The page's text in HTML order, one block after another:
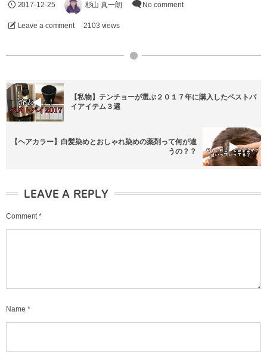
2017-12-25 杉山 真一朗 No comment
Leave a comment 2103 views
【私物】テンチョーが選ぶ２０１７年に購入したベストバ
イアイテム３選
【ヘアカラー】白髪染めとおしゃれ染めの薬剤って何が違
うの？？
LEAVE A REPLY
Comment *
Name *